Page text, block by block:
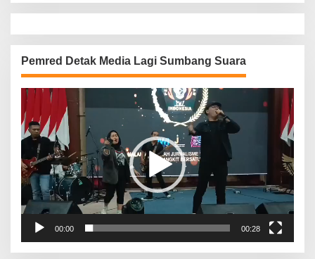
Pemred Detak Media Lagi Sumbang Suara
Pemutar
Video
00:00 00:28